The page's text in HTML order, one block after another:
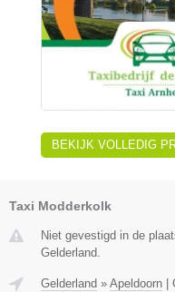
BEKIJK VOLLEDIG
Taxi Modderkolk
Niet gevestigd in de
Gelderland.
Gelderland » Apeldoorn